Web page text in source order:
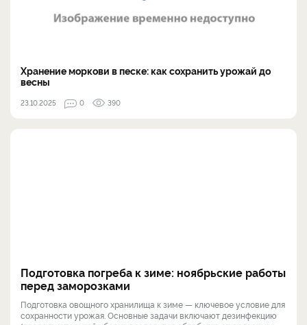
Хранение моркови в песке: как сохранить урожай до
весны
23.10.2025 0 390
Подготовка погреба к зиме: ноябрьские работы
перед заморозками
Подготовка овощного хранилища к зиме — ключевое условие для
сохранности урожая. Основные задачи включают дезинфекцию